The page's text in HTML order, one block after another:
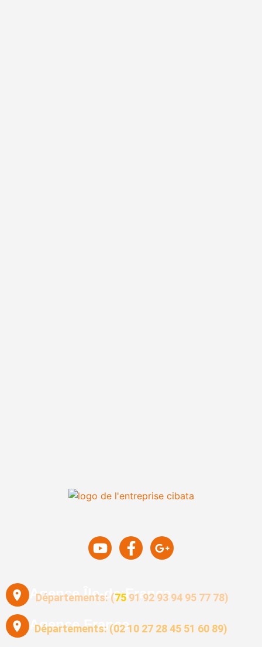
Agence Île-de-France
Départements: (75 91 92 93 94 95 77 78)
Agence France
Départements: (02 10 27 28 45 51 60 89)